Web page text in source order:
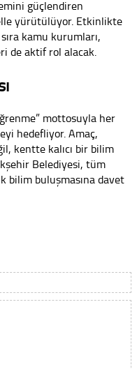
güçlendiren
yürütülüyor. Etkinlikte
kamu kurumları,
de aktif rol alacak.
mottosuyla her
hedefliyor. Amaç,
kentte kalıcı bir bilim
Belediyesi, tüm
bilim buluşmasına davet